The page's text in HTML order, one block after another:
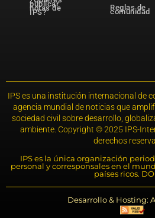
publicar
notas de
IPS?
Reglas de
comunidad
IPS es una institución internacional de
agencia mundial de noticias que
sociedad civil sobre desarrollo,
ambiente. Copyright © 2025 IPS-
derechos
IPS es la única organización
personal y corresponsales en el
países ricos.
Desarrollo & Hosting: